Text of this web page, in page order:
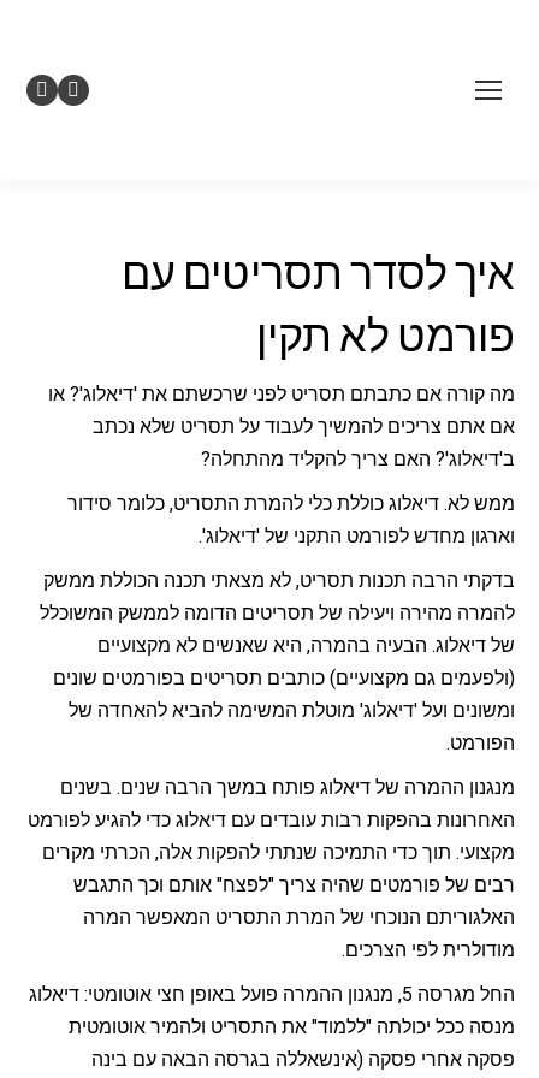
איך לסדר תסריטים עם
פורמט לא תקין
מה קורה אם כתבתם תסריט לפני שרכשתם את 'דיאלוג'? או
אם אתם צריכים להמשיך לעבוד על תסריט שלא נכתב
ב'דיאלוג'? האם צריך להקליד מהתחלה?
ממש לא. דיאלוג כוללת כלי להמרת התסריט, כלומר סידור
וארגון מחדש לפורמט התקני של 'דיאלוג'.
בדקתי הרבה תכנות תסריט, לא מצאתי תכנה הכוללת ממשק
להמרה מהירה ויעילה של תסריטים הדומה לממשק המשוכלל
של דיאלוג. הבעיה בהמרה, היא שאנשים לא מקצועיים
(ולפעמים גם מקצועיים) כותבים תסריטים בפורמטים שונים
ומשונים ועל 'דיאלוג' מוטלת המשימה להביא להאחדה של
הפורמט.
מנגנון ההמרה של דיאלוג פותח במשך הרבה שנים. בשנים
האחרונות בהפקות רבות עובדים עם דיאלוג כדי להגיע לפורמט
מקצועי. תוך כדי התמיכה שנתתי להפקות אלה, הכרתי מקרים
רבים של פורמטים שהיה צריך "לפצח" אותם וכך התגבש
האלגוריתם הנוכחי של המרת התסריט המאפשר המרה
מודולרית לפי הצרכים.
החל מגרסה 5, מנגנון ההמרה פועל באופן חצי אוטומטי: דיאלוג
מנסה ככל יכולתה "ללמוד" את התסריט ולהמיר אוטומטית
פסקה אחרי פסקה (אינשאללה בגרסה הבאה עם בינה